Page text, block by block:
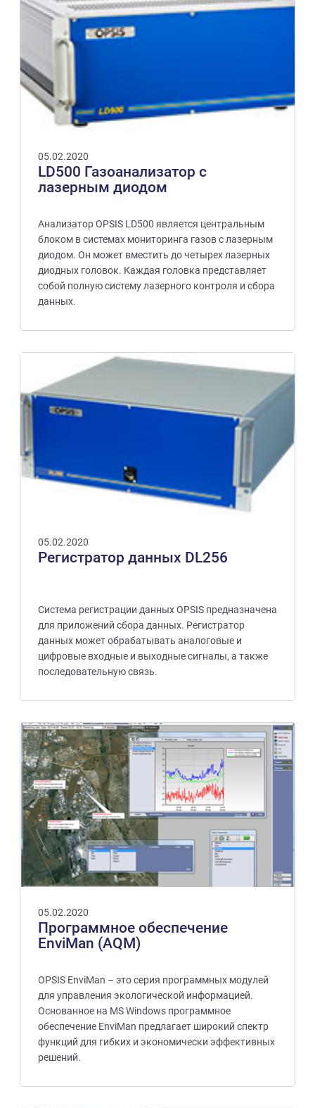
05.02.2020
LD500 Газоанализатор с
лазерным диодом
Анализатор OPSIS LD500 является центральным
блоком в системах мониторинга газов с лазерным
диодом. Он может вместить до четырех лазерных
диодных головок. Каждая головка представляет
собой полную систему лазерного контроля и сбора
данных.
05.02.2020
Регистратор данных DL256
Система регистрации данных OPSIS предназначена
для приложений сбора данных. Регистратор
данных может обрабатывать аналоговые и
цифровые входные и выходные сигналы, а также
последовательную связь.
05.02.2020
Программное обеспечение
EnviMan (AQM)
OPSIS EnviMan – это серия программных модулей
для управления экологической информацией.
Основанное на MS Windows программное
обеспечение EnviMan предлагает широкий спектр
функций для гибких и экономически эффективных
решений.